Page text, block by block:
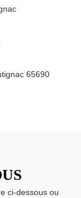
65690
ci-dessous ou